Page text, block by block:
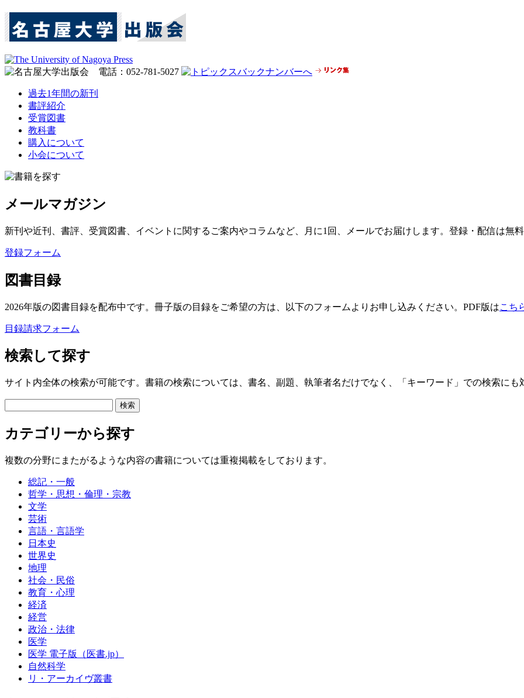
過去1年間の新刊
書評紹介
受賞図書
教科書
購入について
小会について
メールマガジン
新刊や近刊、書評、受賞図書、イベントに関するご案内やコラムなど、月に1回、メールでお届けします。登録・配信は無
登録フォーム
図書目録
2026年版の図書目録を配布中です。冊子版の目録をご希望の方は、以下のフォームよりお申し込みください。PDF版はこち
目録請求フォーム
検索して探す
サイト内全体の検索が可能です。書籍の検索については、書名、副題、執筆者名だけでなく、「キーワード」での検索にも
カテゴリーから探す
複数の分野にまたがるような内容の書籍については重複掲載をしております。
総記・一般
哲学・思想・倫理・宗教
文学
芸術
言語・言語学
日本史
世界史
地理
社会・民俗
教育・心理
経済
経営
政治・法律
医学
医学 電子版（医書.jp）
自然科学
リ・アーカイヴ叢書